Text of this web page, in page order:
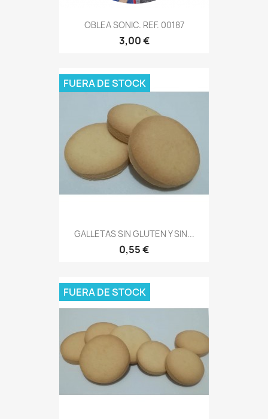
OBLEA SONIC. REF. 00187
3,00 €
GALLETAS SIN GLUTEN Y SIN...
0,55 €
FUERA DE STOCK
FUERA DE STOCK